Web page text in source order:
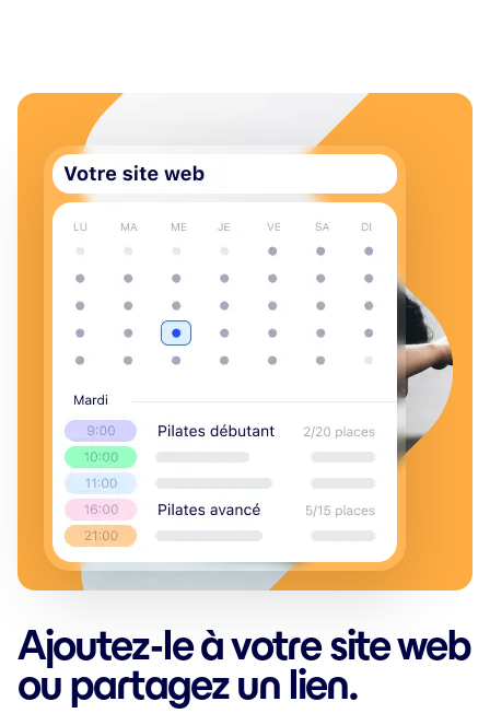
Ajoutez-le à votre site web
ou partagez un lien.